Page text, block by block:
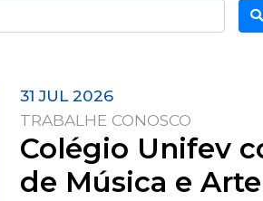
31 JUL 2026
TRABALHE CONOSCO
Colégio Unifev
de Música e Arte